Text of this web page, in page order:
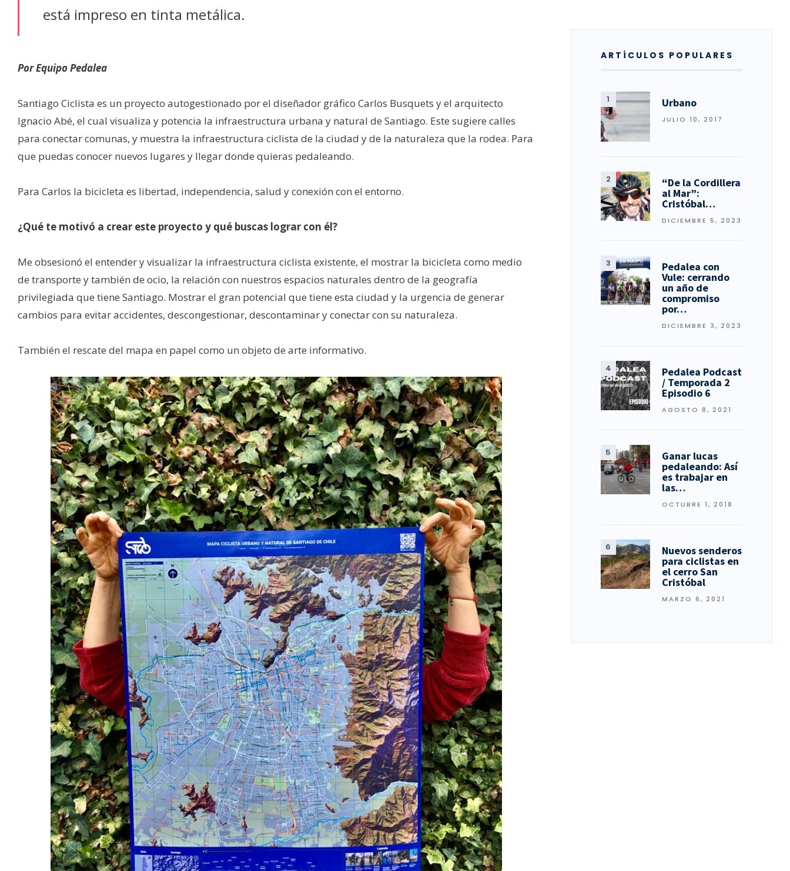
está impreso en tinta metálica.
Por Equipo Pedalea
Santiago Ciclista es un proyecto autogestionado por el diseñador gráfico Carlos Busquets y el arquitecto
Ignacio Abé, el cual visualiza y potencia la infraestructura urbana y natural de Santiago. Este sugiere calles
para conectar comunas, y muestra la infraestructura ciclista de la ciudad y de la naturaleza que la rodea. Para
que puedas conocer nuevos lugares y llegar donde quieras pedaleando.
Para Carlos la bicicleta es libertad, independencia, salud y conexión con el entorno.
¿Qué te motivó a crear este proyecto y qué buscas lograr con él?
Me obsesionó el entender y visualizar la infraestructura ciclista existente, el mostrar la bicicleta como medio
de transporte y también de ocio, la relación con nuestros espacios naturales dentro de la geografía
privilegiada que tiene Santiago. Mostrar el gran potencial que tiene esta ciudad y la urgencia de generar
cambios para evitar accidentes, descongestionar, descontaminar y conectar con su naturaleza.
También el rescate del mapa en papel como un objeto de arte informativo.
ARTÍCULOS POPULARES
Urbano
JULIO 10, 2017
“De la Cordillera
al Mar”:
Cristóbal…
DICIEMBRE 5, 2023
Pedalea con
Vule: cerrando
un año de
compromiso
por…
DICIEMBRE 3, 2023
Pedalea Podcast
/ Temporada 2
Episodio 6
AGOSTO 8, 2021
Ganar lucas
pedaleando: Así
es trabajar en
las…
OCTUBRE 1, 2018
Nuevos senderos
para ciclistas en
el cerro San
Cristóbal
MARZO 6, 2021